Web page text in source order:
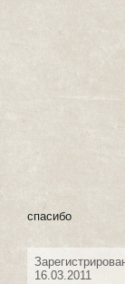
спасибо
16.03.2011